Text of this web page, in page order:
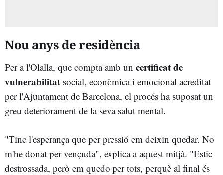
Nou anys de residència
Per a l'Olalla, que compta amb un certificat de
vulnerabilitat social, econòmica i emocional acreditat
per l'Ajuntament de Barcelona, el procés ha suposat un
greu deteriorament de la seva salut mental.
"Tinc l'esperança que per pressió em deixin quedar. No
m'he donat per vençuda", explica a aquest mitjà. "Estic
destrossada, però em quedo per tots, perquè al final és